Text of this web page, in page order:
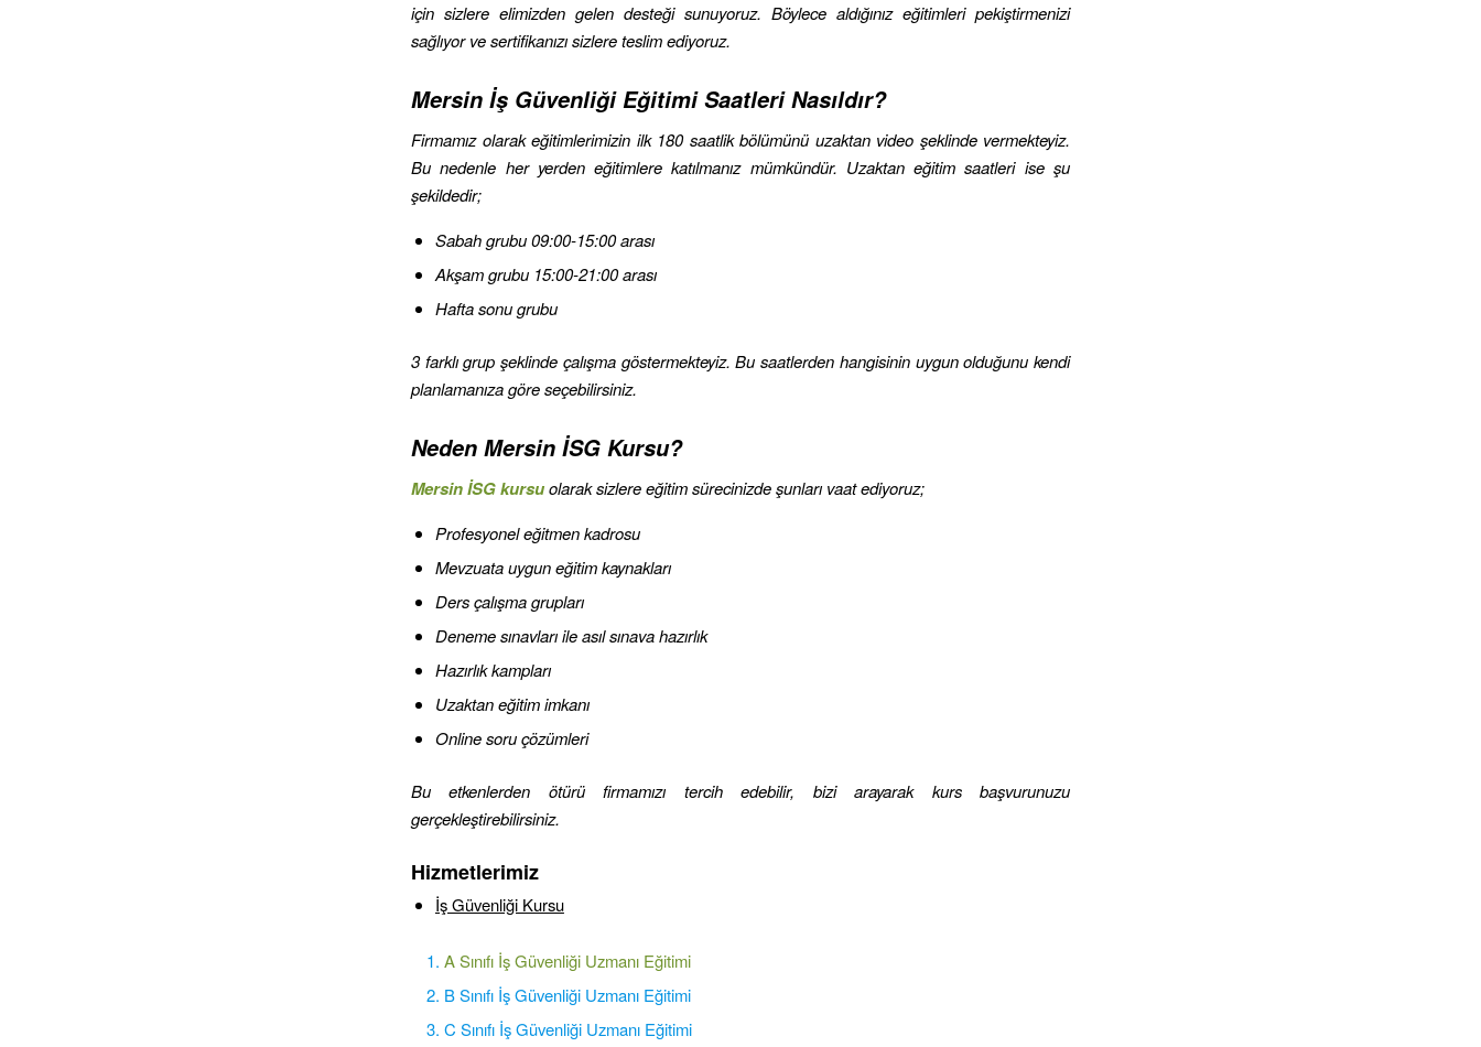
için sizlere elimizden gelen desteği sunuyoruz. Böylece aldığınız eğitimleri pekiştirmenizi
sağlıyor ve sertifikanızı sizlere teslim ediyoruz.
Mersin İş Güvenliği Eğitimi Saatleri Nasıldır?
Firmamız olarak eğitimlerimizin ilk 180 saatlik bölümünü uzaktan video şeklinde vermekteyiz.
Bu nedenle her yerden eğitimlere katılmanız mümkündür. Uzaktan eğitim saatleri ise şu
şekildedir;
Sabah grubu 09:00-15:00 arası
Akşam grubu 15:00-21:00 arası
Hafta sonu grubu
3 farklı grup şeklinde çalışma göstermekteyiz. Bu saatlerden hangisinin uygun olduğunu kendi
planlamanıza göre seçebilirsiniz.
Neden Mersin İSG Kursu?
Mersin İSG kursuolarak sizlere eğitim sürecinizde şunları vaat ediyoruz;
Profesyonel eğitmen kadrosu
Mevzuata uygun eğitim kaynakları
Ders çalışma grupları
Deneme sınavları ile asıl sınava hazırlık
Hazırlık kampları
Uzaktan eğitim imkanı
Online soru çözümleri
Bu etkenlerden ötürü firmamızı tercih edebilir, bizi arayarak kurs başvurunuzu
gerçekleştirebilirsiniz.
Hizmetlerimiz
İş Güvenliği Kursu
A Sınıfı İş Güvenliği Uzmanı Eğitimi
B Sınıfı İş Güvenliği Uzmanı Eğitimi
C Sınıfı İş Güvenliği Uzmanı Eğitimi